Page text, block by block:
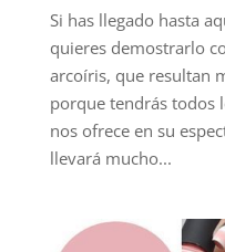
Si has llegado hasta
quieres demostrarlo
arcoíris, que resultan
porque tendrás todos
nos ofrece en su
llevará mucho...